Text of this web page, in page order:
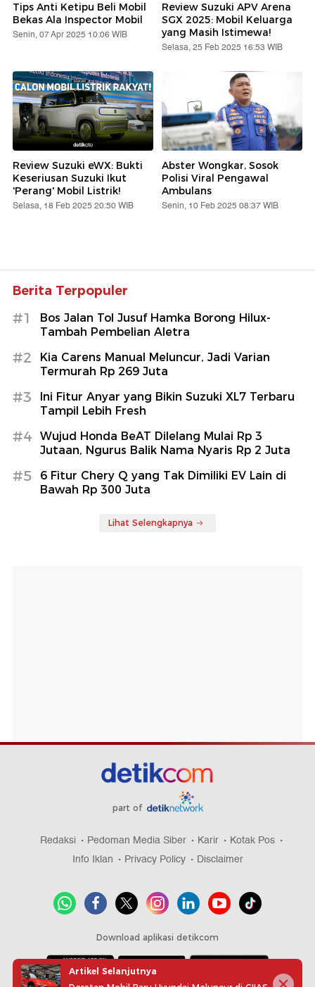
Tips Anti Ketipu Beli Mobil
Bekas Ala Inspector Mobil
Senin, 07 Apr 2025 10:06 WIB
Review Suzuki APV Arena
SGX 2025: Mobil Keluarga
yang Masih Istimewa!
Selasa, 25 Feb 2025 16:53 WIB
Review Suzuki eWX: Bukti
Keseriusan Suzuki Ikut
'Perang' Mobil Listrik!
Selasa, 18 Feb 2025 20:50 WIB
Abster Wongkar, Sosok
Polisi Viral Pengawal
Ambulans
Senin, 10 Feb 2025 08:37 WIB
Berita Terpopuler
#1
Bos Jalan Tol Jusuf Hamka Borong Hilux-
Tambah Pembelian Aletra
#2
Kia Carens Manual Meluncur, Jadi Varian
Termurah Rp 269 Juta
#3
Ini Fitur Anyar yang Bikin Suzuki XL7 Terbaru
Tampil Lebih Fresh
#4
Wujud Honda BeAT Dilelang Mulai Rp 3
Jutaan, Ngurus Balik Nama Nyaris Rp 2 Juta
#5
6 Fitur Chery Q yang Tak Dimiliki EV Lain di
Bawah Rp 300 Juta
Lihat Selengkapnya
part of
Redaksi Pedoman Media Siber Karir
Kotak Pos
Info Iklan
Privacy Policy Disclaimer
Download aplikasi detikcom
Artikel Selanjutnya